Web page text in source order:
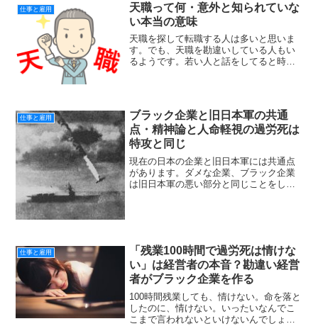
仕事と雇用
天職って何・意外と知られていな
い本当の意味
天職を探して転職する人は多いと思いま
す。でも、天職を勘違いしている人もい
るようです。若い人と話をしてると時々
とは何でしょうか？「自分...
仕事と雇用
ブラック企業と旧日本軍の共通
点・精神論と人命軽視の過労死は
特攻と同じ
現在の日本の企業と旧日本軍には共通点
があります。ダメな企業、ブラック企業
は旧日本軍の悪い部分と同じことをして
仕事と雇用
「残業100時間で過労死は情けな
い」は経営者の本音？勘違い経営
者がブラック企業を作る
100時間残業しても、情けない。命を落と
したのに、情けない。いったいなんでこ
こまで言われないといけないんでしょう